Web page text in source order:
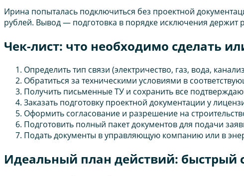
Ирина попыталась подключиться без проектной
рублей. Вывод — подготовка в порядке исключения держит
Чек-лист: что необходимо сделать
Определить тип связи (электричество, газ, вода,
Обратиться за техническими условиями в
Получить письменные ТУ и сохранить все
Заказать подготовку проектной документации у
Оформить согласование и разрешение на
Подготовить полный пакет документов для подачи
Подать документы в управляющую компанию или в
Идеальный план действий: быстрый